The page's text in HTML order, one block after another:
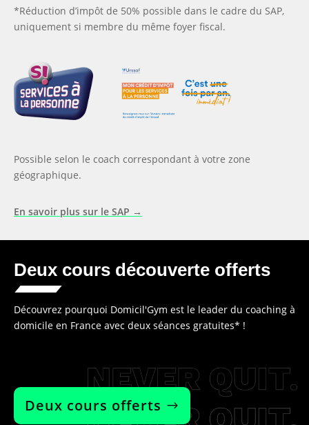
*Réduction d’impôt de 50% possible dans le cadre du SAP,
uniquement si membre du même foyer fiscal.
Possible selon le coach correspondant à votre zone
géographique.
En savoir plus sur le SAP →
Deux cours découverte offerts
Découvrez pourquoi Domicil'Gym est le leader du coaching à
domicile en France avec deux séances gratuites* !
Deux cours offerts